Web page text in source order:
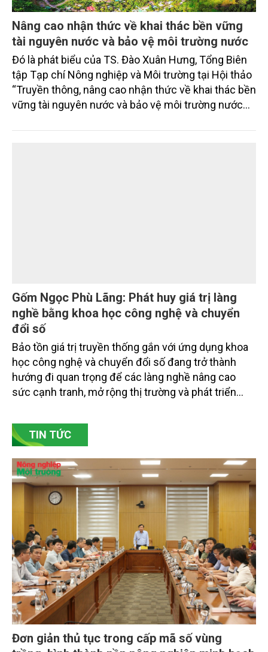
Nâng cao nhận thức về khai thác bền vững
tài nguyên nước và bảo vệ môi trường nước
Đó là phát biểu của TS. Đào Xuân Hưng, Tổng Biên
tập Tạp chí Nông nghiệp và Môi trường tại Hội thảo
“Truyền thông, nâng cao nhận thức về khai thác bền
vững tài nguyên nước và bảo vệ môi trường nước
trường phối hợp với Sở Nông nghiệp và Môi trường
Gốm Ngọc Phù Lãng: Phát huy giá trị làng
nghề bằng khoa học công nghệ và chuyển
đổi số
Bảo tồn giá trị truyền thống gắn với ứng dụng khoa
học công nghệ và chuyển đổi số đang trở thành
hướng đi quan trọng để các làng nghề nâng cao
bền vững. Tại làng gốm Phù Lãng, xã Phù Lãng, tỉnh
Bắc Ninh, nhiều nghệ nhân và cơ sở sản xuất đã
chủ động đổi mới tư duy, đầu tư công nghệ, xây
dựng thương hiệu trên nền tảng giá trị truyền thống.
TIN TỨC